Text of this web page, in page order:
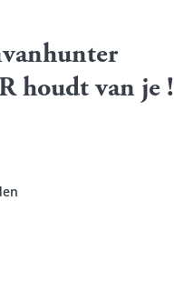
houdt van je !